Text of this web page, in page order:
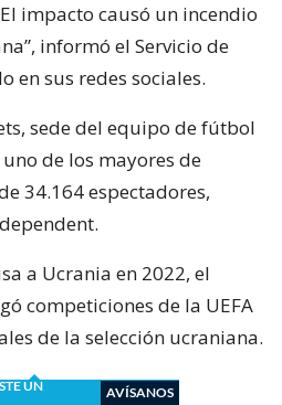
impacto causó un incendio
informó el Servicio de
en sus redes sociales.
sede del equipo de fútbol
de los mayores de
34.164 espectadores,
a Ucrania en 2022, el
competiciones de la UEFA
de la selección ucraniana.
UN
AVÍSANOS